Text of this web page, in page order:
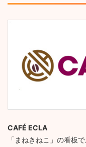
CAFÉ ECLA
「まねきねこ」の看板